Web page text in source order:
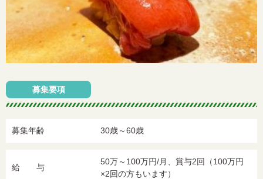
募集要項
募集年齢 30歳～60歳
給 与
50万～100万円/月、賞与2回（100万円
×2回の方もいます）